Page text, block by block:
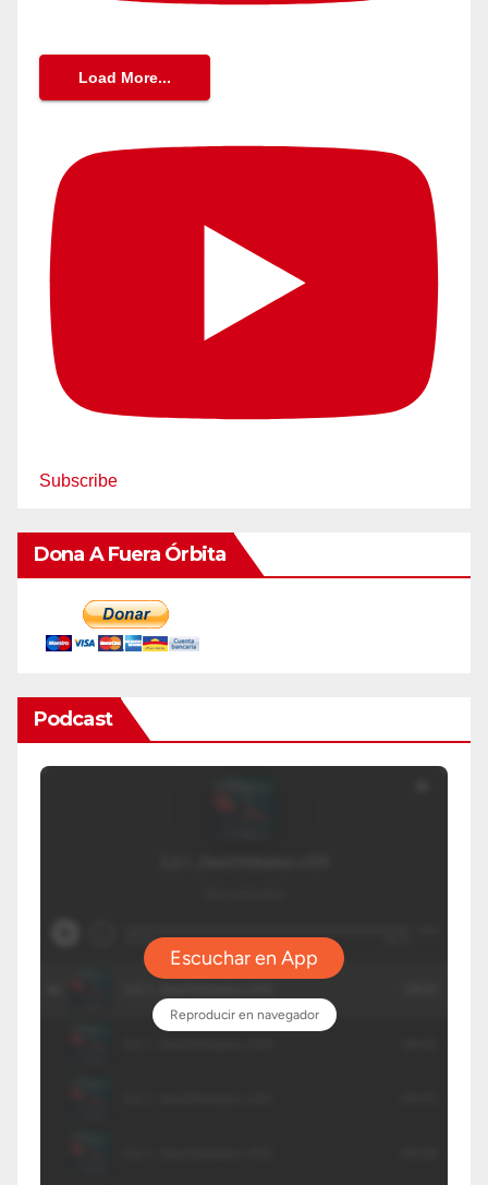
Load More...
Subscribe
Dona A Fuera Órbita
Podcast